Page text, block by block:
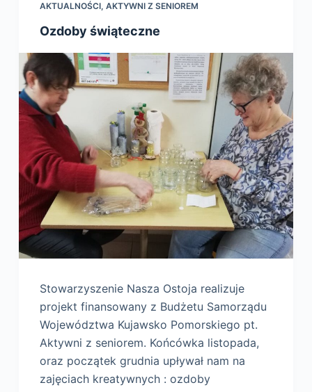
AKTUALNOŚCI, AKTYWNI Z SENIOREM
Ozdoby świąteczne
Stowarzyszenie Nasza Ostoja realizuje
projekt finansowany z Budżetu Samorządu
Województwa Kujawsko Pomorskiego pt.
Aktywni z seniorem. Końcówka listopada,
oraz początek grudnia upływał nam na
zajęciach kreatywnych : ozdoby